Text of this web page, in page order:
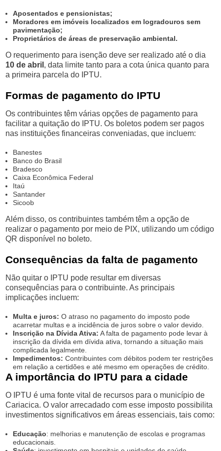
Aposentados e pensionistas;
Moradores em imóveis localizados em logradouros sem
pavimentação;
Proprietários de áreas de preservação ambiental.
O requerimento para isenção deve ser realizado até o dia
10 de abril , data limite tanto para a cota única quanto para
a primeira parcela do IPTU.
Formas de pagamento do IPTU
Os contribuintes têm várias opções de pagamento para
facilitar a quitação do IPTU. Os boletos podem ser pagos
nas instituições financeiras conveniadas, que incluem:
Banestes
Banco do Brasil
Bradesco
Caixa Econômica Federal
Itaú
Santander
Sicoob
Além disso, os contribuintes também têm a opção de
realizar o pagamento por meio de PIX, utilizando um código
QR disponível no boleto.
Consequências da falta de pagamento
Não quitar o IPTU pode resultar em diversas
consequências para o contribuinte. As principais
implicações incluem:
Multa e juros: O atraso no pagamento do imposto pode
acarretar multas e a incidência de juros sobre o valor devido.
Inscrição na Dívida Ativa: A falta de pagamento pode levar à
inscrição da dívida em dívida ativa, tornando a situação mais
complicada legalmente.
Impedimentos: Contribuintes com débitos podem ter restrições
em relação a certidões e até mesmo em operações de crédito.
A importância do IPTU para a cidade
O IPTU é uma fonte vital de recursos para o município de
Cariacica. O valor arrecadado com esse imposto possibilita
investimentos significativos em áreas essenciais, tais como:
Educação: melhorias e manutenção de escolas e programas
educacionais.